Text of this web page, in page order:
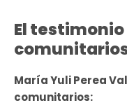
El
María Yuli Perea
comunitarios: